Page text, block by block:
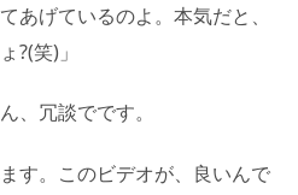
あげているのよ。本気だと、
?(笑)」
、冗談でです。
す。このビデオが、良いんで